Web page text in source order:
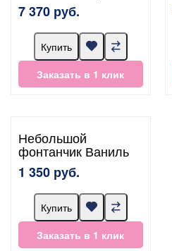
7 370 руб.
Купить
Заказать в 1 клик
Небольшой
фонтанчик Ваниль
1 350 руб.
Купить
Заказать в 1 клик